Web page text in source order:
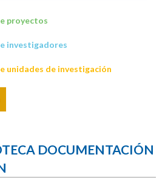
proyectos
investigadores
unidades de investigación
DOCUMENTACIÓN